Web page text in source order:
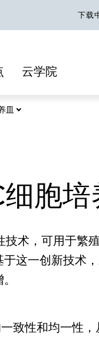
下载
云学院
皿
胞培
技术，可用于
于这一创新技
致性和均一性